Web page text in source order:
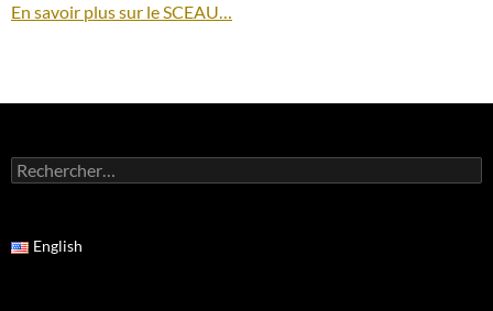
En savoir plus sur le SCEAU…
Rechercher :
English